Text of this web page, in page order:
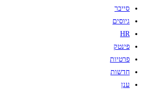
סייבר
גיוסים
HR
פינטק
פרטיות
חדשות
ענן